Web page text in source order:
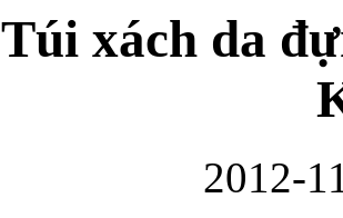
Bao da Samsung
Túi xách da
2012-